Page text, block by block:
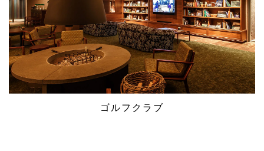
ゴルフクラブ